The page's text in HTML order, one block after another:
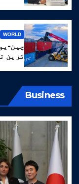
WORLD
چین-
ترین
Business